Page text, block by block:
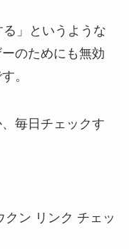
」というような
のためにも無効
。
毎日チェックす
クン リンク チェッ